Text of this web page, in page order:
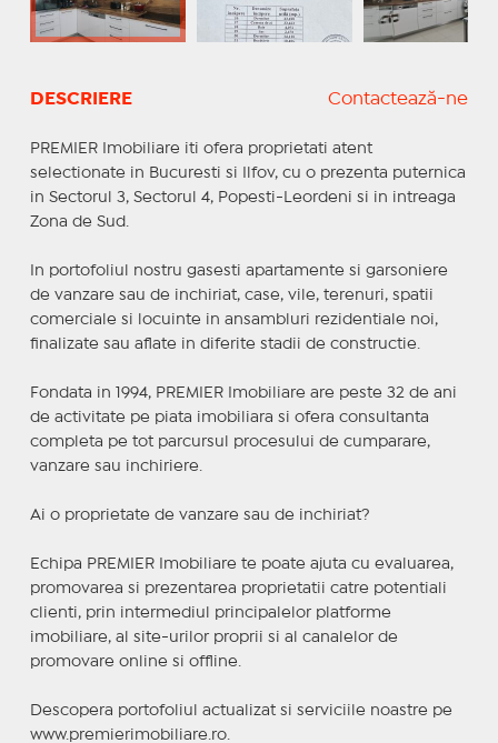
DESCRIERE Contactează-ne
PREMIER Imobiliare iti ofera proprietati atent
selectionate in Bucuresti si Ilfov, cu o prezenta puternica
in Sectorul 3, Sectorul 4, Popesti-Leordeni si in intreaga
Zona de Sud.
In portofoliul nostru gasesti apartamente si garsoniere
de vanzare sau de inchiriat, case, vile, terenuri, spatii
comerciale si locuinte in ansambluri rezidentiale noi,
finalizate sau aflate in diferite stadii de constructie.
Fondata in 1994, PREMIER Imobiliare are peste 32 de ani
de activitate pe piata imobiliara si ofera consultanta
completa pe tot parcursul procesului de cumparare,
vanzare sau inchiriere.
Ai o proprietate de vanzare sau de inchiriat?
Echipa PREMIER Imobiliare te poate ajuta cu evaluarea,
promovarea si prezentarea proprietatii catre potentiali
clienti, prin intermediul principalelor platforme
imobiliare, al site-urilor proprii si al canalelor de
promovare online si offline.
Descopera portofoliul actualizat si serviciile noastre pe
www.premierimobiliare.ro.